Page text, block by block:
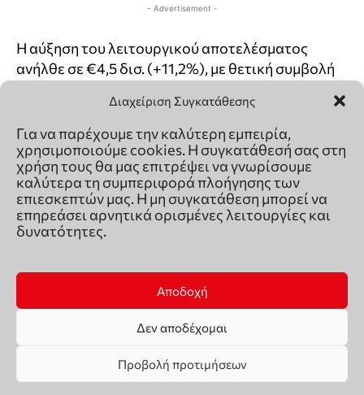
Διαχείριση Συγκατάθεσης
Για να παρέχουμε την καλύτερη εμπειρία,
χρησιμοποιούμε cookies. Η συγκατάθεσή σας στη
χρήση τους θα μας επιτρέψει να γνωρίσουμε
καλύτερα τη συμπεριφορά πλοήγησης των
επιεσκεπτών μας. Η μη συγκατάθεση μπορεί να
επηρεάσει αρνητικά ορισμένες λειτουργίες και
δυνατότητες.
Αποδοχή
Δεν αποδέχομαι
Προβολή προτιμήσεων